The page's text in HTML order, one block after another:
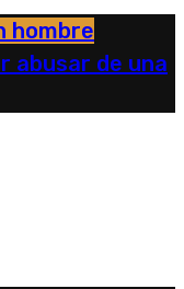
hombre
abusar de una